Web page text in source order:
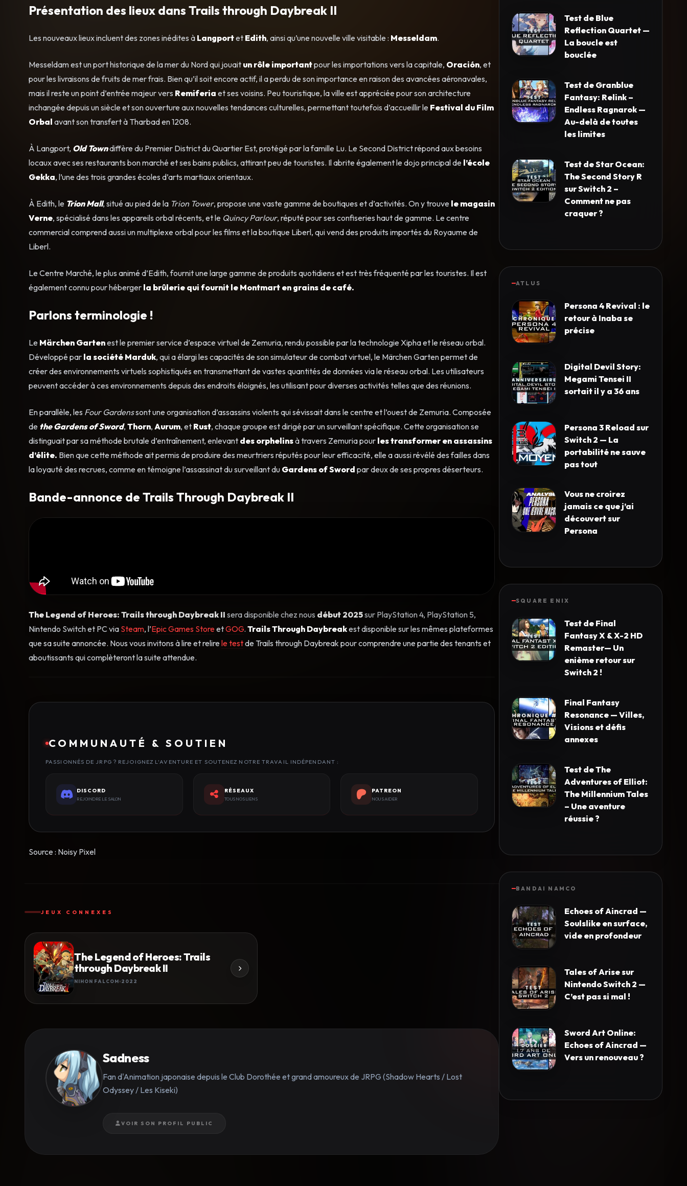
Présentation des lieux dans Trails through Daybreak II
Les nouveaux lieux incluent des zones inédites à Langportet Edith, ainsi qu’une nouvelle ville visitable : Messeldam.
Messeldam est un port historique de la mer du Nord qui jouait un rôle importantpour les importations vers la capitale, Oración, et
pour les livraisons de fruits de mer frais. Bien qu’il soit encore actif, il a perdu de son importance en raison des avancées aéronavales,
mais il reste un point d’entrée majeur vers Remiferia et ses voisins. Peu touristique, la ville est appréciée pour son architecture
inchangée depuis un siècle et son ouverture aux nouvelles tendances culturelles, permettant toutefois d’accueillir le Festival du Film
Orbal avant son transfert à Tharbad en 1208.
À Langport, Old Towndiffère du Premier District du Quartier Est, protégé par la famille Lu. Le Second District répond aux besoins
locaux avec ses restaurants bon marché et ses bains publics, attirant peu de touristes. Il abrite également le dojo principal de l’école
Gekka, l’une des trois grandes écoles d’arts martiaux orientaux.
À Edith, le Trion Mall, situé au pied de la Trion Tower, propose une vaste gamme de boutiques et d’activités. On y trouve le magasin
Verne, spécialisé dans les appareils orbal récents, et le Quincy Parlour, réputé pour ses confiseries haut de gamme. Le centre
commercial comprend aussi un multiplexe orbal pour les films et la boutique Liberl, qui vend des produits importés du Royaume de
Liberl.
Le Centre Marché, le plus animé d’Edith, fournit une large gamme de produits quotidiens et est très fréquenté par les touristes. Il est
également connu pour héberger la brûlerie qui fournit le Montmart en grains de café.
Parlons terminologie !
Le Märchen Gartenest le premier service d’espace virtuel de Zemuria, rendu possible par la technologie Xipha et le réseau orbal.
Développé par la société Marduk, qui a élargi les capacités de son simulateur de combat virtuel, le Märchen Garten permet de
créer des environnements virtuels sophistiqués en transmettant de vastes quantités de données via le réseau orbal. Les utilisateurs
peuvent accéder à ces environnements depuis des endroits éloignés, les utilisant pour diverses activités telles que des réunions.
En parallèle, les Four Gardenssont une organisation d’assassins violents qui sévissait dans le centre et l’ouest de Zemuria. Composée
de the Gardens of Sword, Thorn, Aurum, et Rust, chaque groupe est dirigé par un surveillant spécifique. Cette organisation se
distinguait par sa méthode brutale d’entraînement, enlevant des orphelinsà travers Zemuria pour les transformer en assassins
d’élite. Bien que cette méthode ait permis de produire des meurtriers réputés pour leur efficacité, elle a aussi révélé des failles dans
la loyauté des recrues, comme en témoigne l’assassinat du surveillant du Gardens of Sword par deux de ses propres déserteurs.
Bande-annonce de Trails Through Daybreak II
The Legend of Heroes: Trails through Daybreak II sera disponible chez nous début 2025sur PlayStation 4, PlayStation 5,
Nintendo Switch et PC via Steam, l’Epic Games StoreetGOG. Trails Through Daybreakest disponible sur les mêmes plateformes
que sa suite annoncée. Nous vous invitons à lire et relirele testde Trails through Daybreak pour comprendre une partie des tenants et
aboutissants qui complèteront la suite attendue.
COMMUNAUTÉ & SOUTIEN
PASSIONNÉS DE JRPG ? REJOIGNEZ L'AVENTURE ET SOUTENEZ NOTRE TRAVAIL INDÉPENDANT :
DISCORD
REJOINDRE LE SALON
RÉSEAUX
TOUS NOS LIENS
PATREON
NOUS AIDER
Source : Noisy Pixel
JEUX CONNEXES
The Legend of Heroes: Trails
through Daybreak II
NIHON FALCOM 2022
Sadness
Fan d'Animation japonaise depuis le Club Dorothée et grand amoureux de JRPG (Shadow Hearts / Lost
Odyssey / Les Kiseki)
VOIR SON PROFIL PUBLIC
Test de Blue
Reflection Quartet —
La boucle est
bouclée
Test de Granblue
Fantasy: Relink –
Endless Ragnarok —
Au-delà de toutes
les limites
Test de Star Ocean:
The Second Story R
sur Switch 2 –
Comment ne pas
craquer ?
ATLUS
Persona 4 Revival : le
retour à Inaba se
précise
Digital Devil Story:
Megami Tensei II
sortait il y a 36 ans
Persona 3 Reload sur
Switch 2 — La
portabilité ne sauve
pas tout
Vous ne croirez
jamais ce que j’ai
découvert sur
Persona
SQUARE ENIX
Test de Final
Fantasy X & X-2 HD
Remaster— Un
enième retour sur
Switch 2 !
Final Fantasy
Resonance — Villes,
Visions et défis
annexes
Test de The
Adventures of Elliot:
The Millennium Tales
– Une aventure
réussie ?
BANDAI NAMCO
Echoes of Aincrad —
Soulslike en surface,
vide en profondeur
Tales of Arise sur
Nintendo Switch 2 —
C’est pas si mal !
Sword Art Online:
Echoes of Aincrad —
Vers un renouveau ?